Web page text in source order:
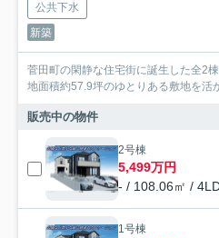
公共下水
新築
菅田町の閑静な住宅街に誕生した全2
地面積約57.9坪のゆとりある敷地を活
販売中の物件
2号棟
5,499万円
- / 108.06㎡ /
1号棟